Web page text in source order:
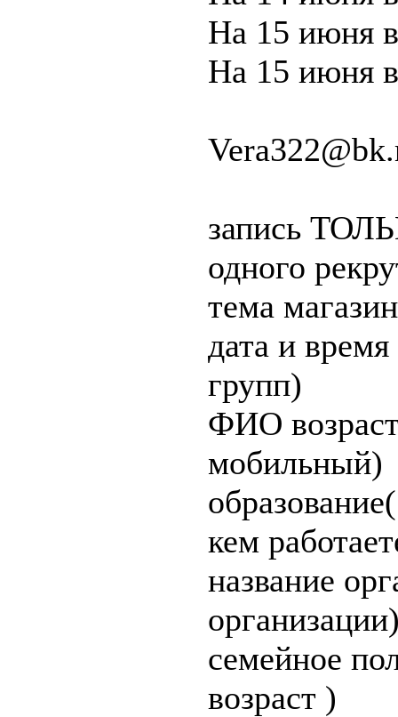
На 15 июня
На 15 июня
запись
одного
тема
дата и
групп)
ФИО
мобильный)
кем
название
семейное
возраст )